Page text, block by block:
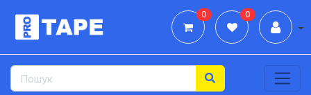
0 0